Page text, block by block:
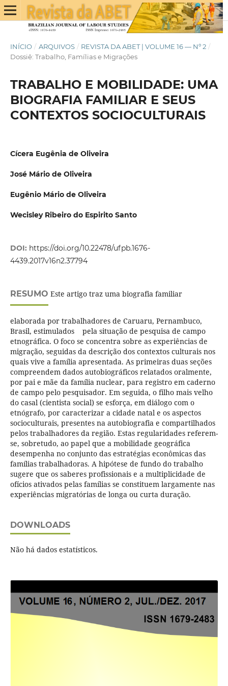
INÍCIO / ARQUIVOS / REVISTA DA ABET | VOLUME 16 — Nº 2 /
Dossiê: Trabalho, Famílias e Migrações
TRABALHO E MOBILIDADE: UMA
BIOGRAFIA FAMILIAR E SEUS
CONTEXTOS SOCIOCULTURAIS
Cícera Eugênia de Oliveira
José Mário de Oliveira
Eugênio Mário de Oliveira
Wecisley Ribeiro do Espirito Santo
DOI: https://doi.org/10.22478/ufpb.1676-
4439.2017v16n2.37794
RESUMO Este artigo traz uma biografia familiar
elaborada por trabalhadores de Caruaru, Pernambuco,
Brasil, estimulados pela situação de pesquisa de campo
etnográfica. O foco se concentra sobre as experiências de
migração, seguidas da descrição dos contextos culturais nos
quais vive a família apresentada. As primeiras duas seções
compreendem dados autobiográficos relatados oralmente,
por pai e mãe da família nuclear, para registro em caderno
de campo pelo pesquisador. Em seguida, o filho mais velho
do casal (cientista social) se esforça, em diálogo com o
etnógrafo, por caracterizar a cidade natal e os aspectos
socioculturais, presentes na autobiografia e compartilhados
pelos trabalhadores da região. Estas regularidades referem-
se, sobretudo, ao papel que a mobilidade geográfica
desempenha no conjunto das estratégias econômicas das
famílias trabalhadoras. A hipótese de fundo do trabalho
sugere que os saberes profissionais e a multiplicidade de
ofícios ativados pelas famílias se constituem largamente nas
experiências migratórias de longa ou curta duração.
DOWNLOADS
Não há dados estatísticos.